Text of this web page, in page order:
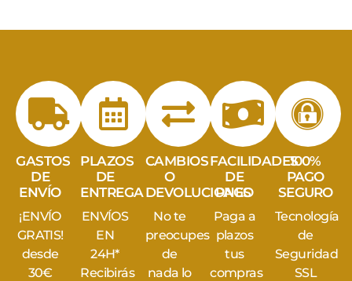
GASTOS
DE
ENVÍO
¡ENVÍO
GRATIS!
desde
30€
PLAZOS
DE
ENTREGA
ENVÍOS
EN
24H*
Recibirás
CAMBIOS
O
DEVOLUCIONES
No te
preocupes
de
nada lo
FACILIDADES
DE
PAGO
Paga a
plazos
tus
compras
100%
PAGO
SEGURO
Tecnología
de
Seguridad
SSL